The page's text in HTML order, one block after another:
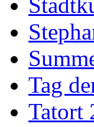
Tag
Tatort